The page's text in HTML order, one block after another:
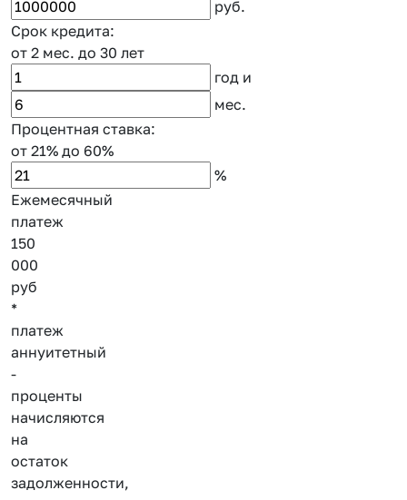
руб.
Срок кредита:
от 2 мес. до 30 лет
год и
мес.
Процентная ставка:
от 21% до 60%
%
Ежемесячный
платеж
150
000
руб
*
платеж
аннуитетный
-
проценты
начисляются
на
остаток
задолженности,